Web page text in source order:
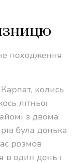
походження
колись
літньої
з двома
була донька
розмов
в один день і